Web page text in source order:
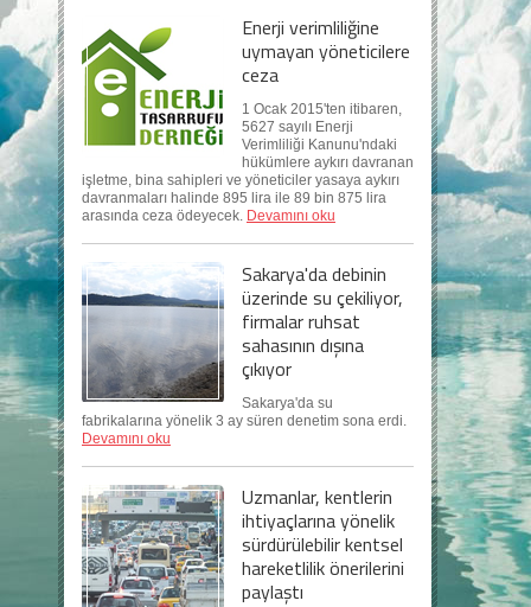
Enerji verimliliğine
uymayan yöneticilere
ceza
1 Ocak 2015'ten itibaren,
5627 sayılı Enerji
Verimliliği Kanunu'ndaki
hükümlere aykırı davranan
işletme, bina sahipleri ve yöneticiler yasaya aykırı
davranmaları halinde 895 lira ile 89 bin 875 lira
arasında ceza ödeyecek. Devamını oku
Sakarya'da debinin
üzerinde su çekiliyor,
firmalar ruhsat
sahasının dışına
çıkıyor
Sakarya'da su
fabrikalarına yönelik 3 ay süren denetim sona erdi.
Devamını oku
Uzmanlar, kentlerin
ihtiyaçlarına yönelik
sürdürülebilir kentsel
hareketlilik önerilerini
paylaştı